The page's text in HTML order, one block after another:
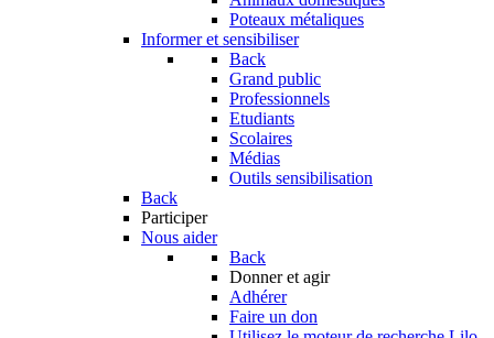
Poteaux métaliques
Informer et sensibiliser
Back
Grand public
Professionnels
Etudiants
Scolaires
Médias
Outils sensibilisation
Back
Participer
Nous aider
Back
Donner et agir
Adhérer
Faire un don